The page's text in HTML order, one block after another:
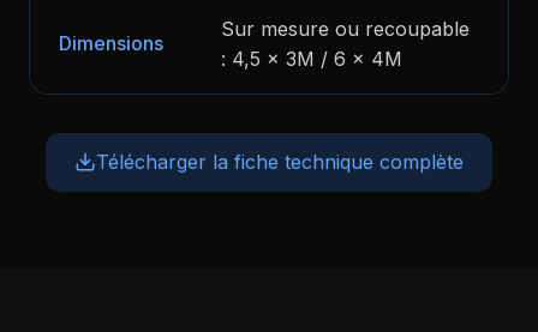
Dimensions
Sur mesure ou recoupable
: 4,5 x 3M / 6 x 4M
Télécharger la fiche technique complète